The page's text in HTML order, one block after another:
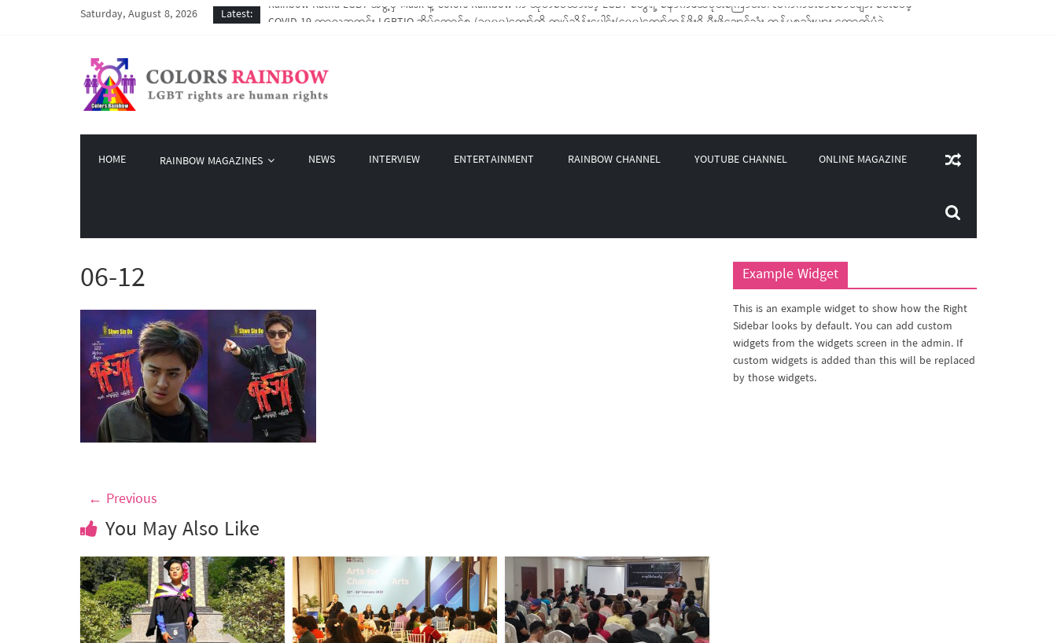
Saturday, August 8, 2026 Latest:
COVID-19 ကာလအတွင်း LGBTIQ အိမ်ထောင်စု (၁၀၀၀)ကျော်ကို ကျပ်သိန်းပေါင်း(၄၀၀)ကျော်တန်ဖိုးရှိ မီးဖိုချောင်သုံး ကုန်ပစ္စည်းများ ထောက်ပံ့ခဲ့
Colors Rainbow မှ စက်တင်ဘာလအတွင်း အွန်လိုင်းသင်တန်းနှစ်ခု ဖွင့်လှစ်ပေးနိုင်ခဲ့
Rainbow Katha LGBT အဖွဲ့မှ Mask နဲ့ Colors Rainbow က ထုတ်ဝေထားတဲ့ LGBT တွေရဲ့ နောက်ခံသမိုင်းကြောင်းပါ လက်ကမ်းစာစောင်များ ပေးဝေခဲ့
HOME RAINBOW MAGAZINES NEWS INTERVIEW ENTERTAINMENT RAINBOW CHANNEL YOUTUBE CHANNEL ONLINE MAGAZINE
06-12
← Previous
You May Also Like
Example Widget
This is an example widget to show how the Right
Sidebar looks by default. You can add custom
widgets from the widgets screen in the admin. If
custom widgets is added than this will be replaced
by those widgets.